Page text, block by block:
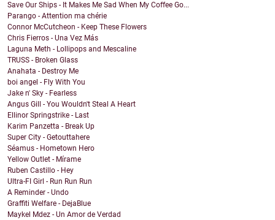
Save Our Ships - It Makes Me Sad When My Coffee Go...
Parango - Attention ma chérie
Connor McCutcheon - Keep These Flowers
Chris Fierros - Una Vez Más
Laguna Meth - Lollipops and Mescaline
TRUSS - Broken Glass
Anahata - Destroy Me
boi angel - Fly With You
Jake n' Sky - Fearless
Angus Gill - You Wouldn't Steal A Heart
Ellinor Springstrike - Last
Karim Panzetta - Break Up
Super City - Getouttahere
Séamus - Hometown Hero
Yellow Outlet - Mírame
Ruben Castillo - Hey
Ultra-FI Girl - Run Run Run
A Reminder - Undo
Graffiti Welfare - DejaBlue
Maykel Mdez - Un Amor de Verdad